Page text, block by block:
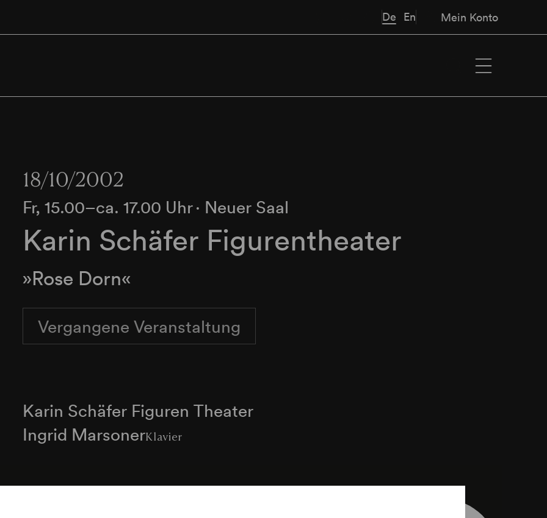
De En Mein Konto
18/10/2002
Fr, 15.00–ca. 17.00 Uhr∙ Neuer Saal
Karin Schäfer Figurentheater
»Rose Dorn«
Vergangene Veranstaltung
Karin Schäfer Figuren Theater
Ingrid MarsonerKlavier